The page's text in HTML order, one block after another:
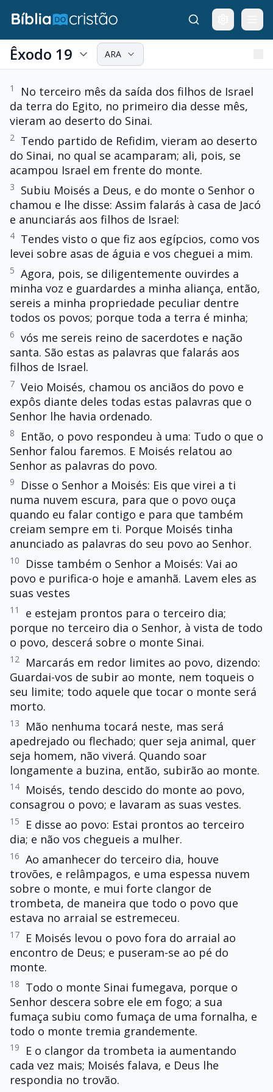
Êxodo 19 ARA
1
No terceiro mês da saída dos filhos de Israel
da terra do Egito, no primeiro dia desse mês,
vieram ao deserto do Sinai.
2
Tendo partido de Refidim, vieram ao deserto
do Sinai, no qual se acamparam; ali, pois, se
acampou Israel em frente do monte.
3
Subiu Moisés a Deus, e do monte o Senhor o
chamou e lhe disse: Assim falarás à casa de Jacó
e anunciarás aos filhos de Israel:
4 Tendes visto o que fiz aos egípcios, como vos
levei sobre asas de águia e vos cheguei a mim.
5 Agora, pois, se diligentemente ouvirdes a
minha voz e guardardes a minha aliança, então,
sereis a minha propriedade peculiar dentre
todos os povos; porque toda a terra é minha;
6 vós me sereis reino de sacerdotes e nação
santa. São estas as palavras que falarás aos
filhos de Israel.
7 Veio Moisés, chamou os anciãos do povo e
expôs diante deles todas estas palavras que o
Senhor lhe havia ordenado.
8
Então, o povo respondeu à uma: Tudo o que o
Senhor falou faremos. E Moisés relatou ao
Senhor as palavras do povo.
9
Disse o Senhor a Moisés: Eis que virei a ti
numa nuvem escura, para que o povo ouça
quando eu falar contigo e para que também
creiam sempre em ti. Porque Moisés tinha
anunciado as palavras do seu povo ao Senhor.
10
Disse também o Senhor a Moisés: Vai ao
povo e purifica-o hoje e amanhã. Lavem eles as
suas vestes
11
e estejam prontos para o terceiro dia;
porque no terceiro dia o Senhor, à vista de todo
o povo, descerá sobre o monte Sinai.
12
Marcarás em redor limites ao povo, dizendo:
Guardai-vos de subir ao monte, nem toqueis o
seu limite; todo aquele que tocar o monte será
morto.
13
Mão nenhuma tocará neste, mas será
apedrejado ou flechado; quer seja animal, quer
seja homem, não viverá. Quando soar
longamente a buzina, então, subirão ao monte.
14
Moisés, tendo descido do monte ao povo,
consagrou o povo; e lavaram as suas vestes.
15
E disse ao povo: Estai prontos ao terceiro
dia; e não vos chegueis a mulher.
16 Ao amanhecer do terceiro dia, houve
trovões, e relâmpagos, e uma espessa nuvem
sobre o monte, e mui forte clangor de
trombeta, de maneira que todo o povo que
estava no arraial se estremeceu.
17
E Moisés levou o povo fora do arraial ao
encontro de Deus; e puseram-se ao pé do
monte.
18
Todo o monte Sinai fumegava, porque o
Senhor descera sobre ele em fogo; a sua
fumaça subiu como fumaça de uma fornalha, e
todo o monte tremia grandemente.
19
E o clangor da trombeta ia aumentando
cada vez mais; Moisés falava, e Deus lhe
respondia no trovão.